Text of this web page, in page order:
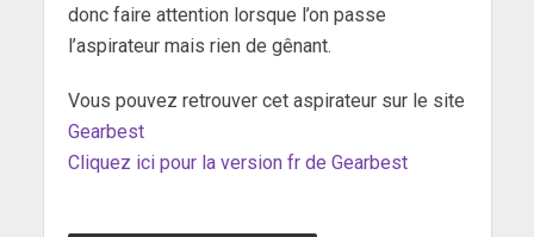
donc faire attention lorsque l’on passe
l’aspirateur mais rien de gênant.
Vous pouvez retrouver cet aspirateur sur le site
Gearbest
Cliquez ici pour la version fr de Gearbest